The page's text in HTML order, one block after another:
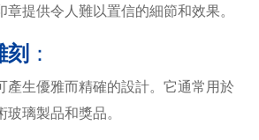
提供令人難以置信的細節和效果。
刻 ：
產生優雅而精確的設計。它通常用於
璃製品和獎品。